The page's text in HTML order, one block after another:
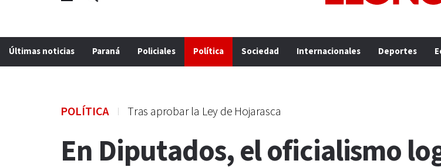
Últimas noticias Paraná Policiales Política Sociedad Internacionales Deportes
POLÍTICA Tras aprobar la Ley de Hojarasca
En Diputados, el oficialismo